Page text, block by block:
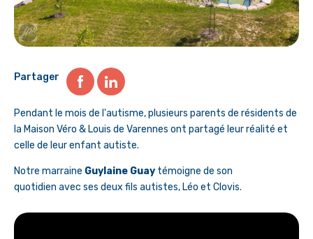
Partager
Pendant le mois de l'autisme, plusieurs parents de résidents de
la Maison Véro & Louis de Varennes ont partagé leur réalité et
celle de leur enfant autiste.
Notre marraine Guylaine Guay témoigne de son
quotidien avec ses deux fils autistes, Léo et Clovis.